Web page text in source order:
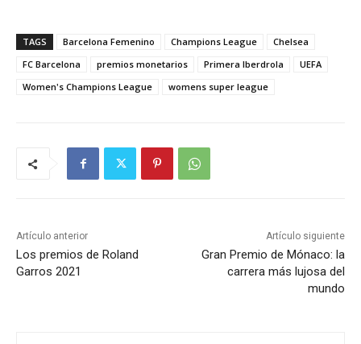
TAGS Barcelona Femenino Champions League
Chelsea
FC Barcelona
premios monetarios Primera Iberdrola
UEFA
Women's Champions League
womens super league
Artículo anterior
Los premios de Roland
Garros 2021
Artículo siguiente
Gran Premio de Mónaco: la
carrera más lujosa del
mundo